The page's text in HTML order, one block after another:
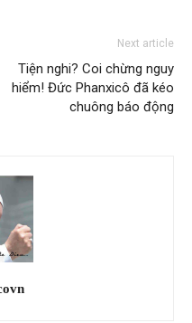
Next article
Tiện nghi? Coi chừng nguy
hiểm! Đức Phanxicô đã kéo
chuông báo động